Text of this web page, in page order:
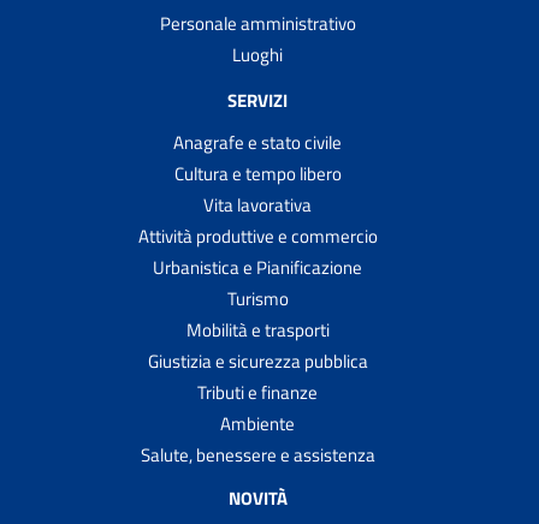
Personale amministrativo
Luoghi
SERVIZI
Anagrafe e stato civile
Cultura e tempo libero
Vita lavorativa
Attività produttive e commercio
Urbanistica e Pianificazione
Turismo
Mobilità e trasporti
Giustizia e sicurezza pubblica
Tributi e finanze
Ambiente
Salute, benessere e assistenza
NOVITÀ